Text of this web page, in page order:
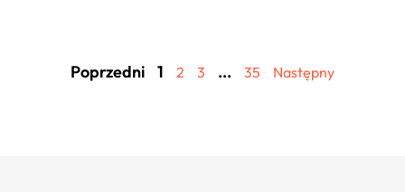
Poprzedni 1 2 3 ... 35 Następny